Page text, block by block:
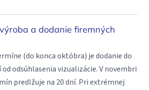
a dodanie firemných
(do konca októbra) je dodanie do
od odsúhlasenia vizualizácie. V novembri
predlžuje na 20 dní. Pri extrémnej